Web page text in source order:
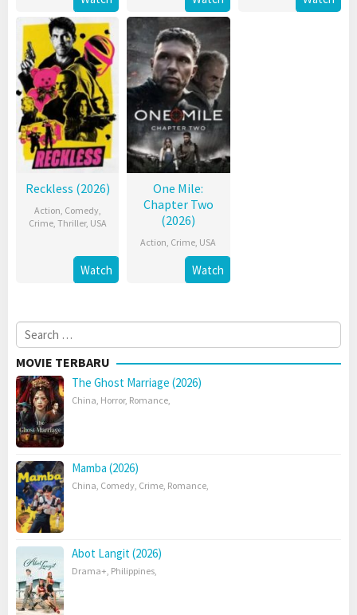
Reckless (2026)
Action, Comedy,
Crime, Thriller, USA
Watch
One Mile:
Chapter Two
(2026)
Action, Crime, USA
Watch
Search
for:
MOVIE TERBARU
The Ghost Marriage (2026)
China, Horror, Romance,
Mamba (2026)
China, Comedy, Crime, Romance,
Abot Langit (2026)
Drama+, Philippines,